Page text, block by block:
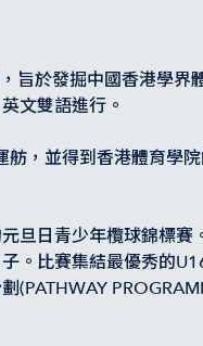
旨於發掘中國香港學界
文雙語進行。
，並得到香港體育學
旦日青少年欖球錦標賽
。比賽集結最優秀的
(PATHWAY